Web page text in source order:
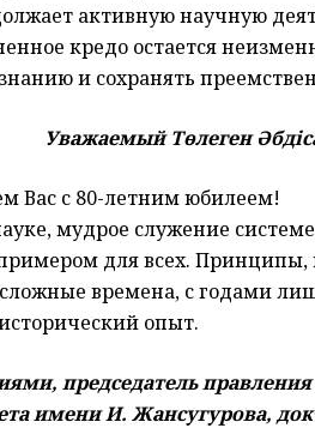
активную научную
кредо остается
и сохранять
Уважаемый Төлеген
Вас с 80-летним юбилеем!
мудрое служение
для всех. Принципы,
времена, с годами
опыт.
председатель
имени И. Жансугурова,